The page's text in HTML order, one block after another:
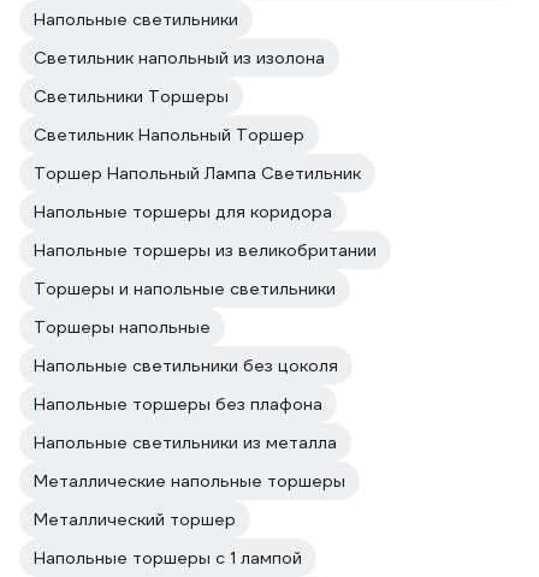
Напольные светильники
Светильник напольный из изолона
Светильники Торшеры
Светильник Напольный Торшер
Торшер Напольный Лампа Светильник
Напольные торшеры для коридора
Напольные торшеры из великобритании
Торшеры и напольные светильники
Торшеры напольные
Напольные светильники без цоколя
Напольные торшеры без плафона
Напольные светильники из металла
Металлические напольные торшеры
Металлический торшер
Напольные торшеры с 1 лампой